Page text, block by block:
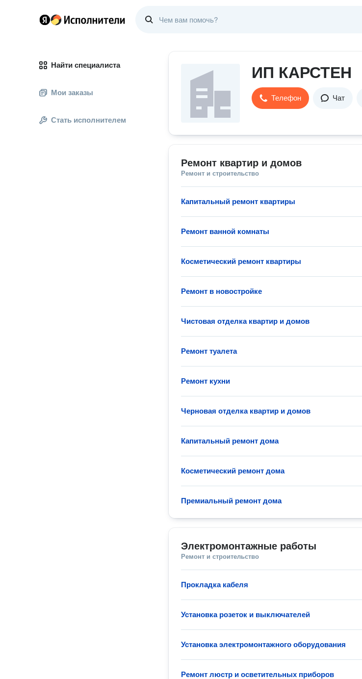
Найти специалиста
Мои заказы
Стать исполнителем
ИП КАРСТЕН
Телефон Чат
Ремонт квартир и домов
Ремонт и строительство
Капитальный ремонт квартиры
Ремонт ванной комнаты
Косметический ремонт квартиры
Ремонт в новостройке
Чистовая отделка квартир и домов
Ремонт туалета
Ремонт кухни
Черновая отделка квартир и домов
Капитальный ремонт дома
Косметический ремонт дома
Премиальный ремонт дома
Электромонтажные работы
Ремонт и строительство
Прокладка кабеля
Установка розеток и выключателей
Установка электромонтажного оборудования
Ремонт люстр и осветительных приборов